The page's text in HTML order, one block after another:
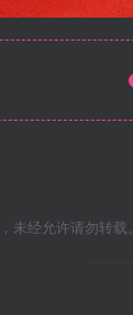
未经允许请勿转载。